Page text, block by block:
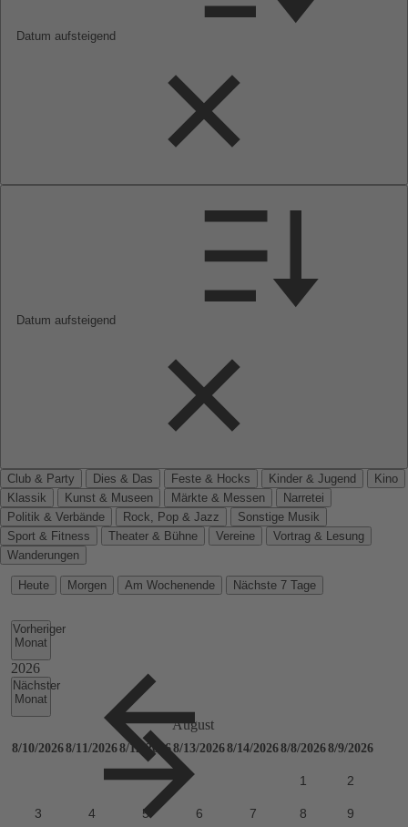
Datum aufsteigend
Datum aufsteigend
Club & Party Dies & Das Feste & Hocks Kinder & Jugend
Kino
Klassik
Kunst & Museen Märkte & Messen
Narretei
Politik & Verbände
Rock, Pop & Jazz
Sonstige Musik
Sport & Fitness
Theater & Bühne Vereine
Vortrag & Lesung
Wanderungen
Heute Morgen Am Wochenende Nächste 7 Tage
Vorheriger
Monat
Nächster
Monat